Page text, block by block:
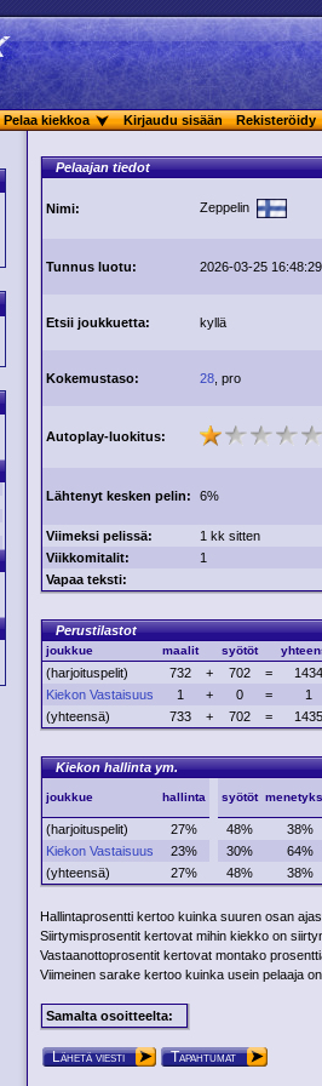
Pelaa kiekkoa Kirjaudu sisään Rekisteröidy
Pelaajan tiedot
Nimi: Zeppelin
Tunnus luotu: 2026-03-25 16:48:29
Etsii joukkuetta: kyllä
Kokemustaso: 28 , pro
Autoplay-luokitus:
Lähtenyt kesken pelin: 6%
Viimeksi pelissä:
1 kk sitten
Viikkomitalit:
1
Vapaa teksti:
Perustilastot
joukkue maalit syötöt
(harjoituspelit) 732 + 702 = 1434
Kiekon Vastaisuus
1 + 0 = 1
(yhteensä)
733 + 702 = 1435
Kiekon hallinta ym.
joukkue hallinta syötöt
(harjoituspelit) 27% 48% 38%
Kiekon Vastaisuus
23% 30% 64%
(yhteensä)
27% 48% 38%
Hallintaprosentti kertoo kuinka suuren osan
Siirtymisprosentit kertovat mihin kiekko on
Vastaanottoprosentit kertovat montako
Viimeinen sarake kertoo kuinka usein pelaaja
Samalta osoitteelta:
Lähetä viesti Tapahtumat